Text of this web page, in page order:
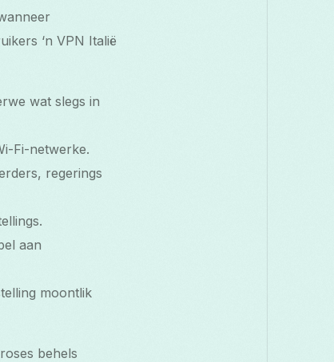
‘n VPN Italië
wat slegs in
Fi-netwerke.
regerings
aan
moontlik
behels